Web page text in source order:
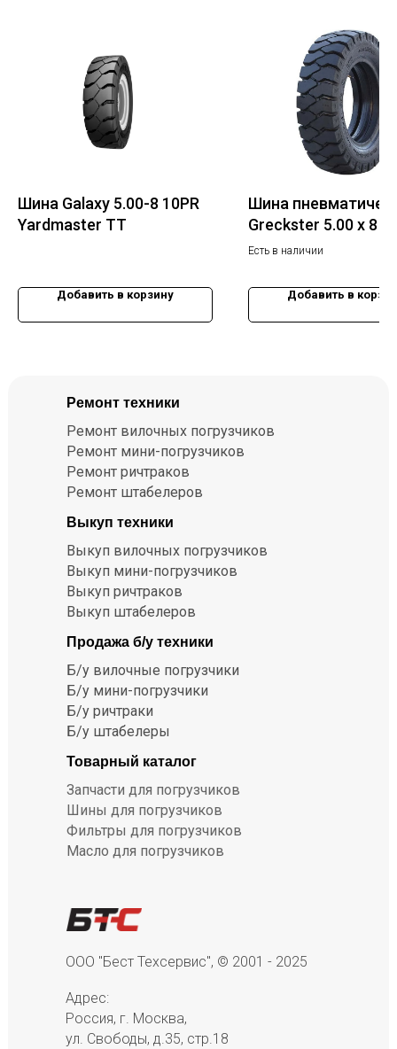
Шина Galaxy 5.00-8 10PR
Yardmaster ТТ
Добавить в корзину
Шина
Greckster 5.00 x 8
Есть в наличии
Добавить в
Ремонт вилочных погрузчиков
Ремонт мини-погрузчиков
Ремонт ричтраков
Ремонт штабелеров
Ремонт техники
Выкуп техники
Выкуп вилочных погрузчиков
Выкуп мини-погрузчиков
Выкуп ричтраков
Выкуп штабелеров
Продажа б/у техники
Б/у вилочные погрузчики
Б/у мини-погрузчики
Б/у ричтраки
Б/у штабелеры
Товарный каталог
Запчасти для погрузчиков
Шины для погрузчиков
Фильтры для погрузчиков
Масло для погрузчиков
ООО "Бест Техсервис", © 2001 - 2025
Адрес:
Россия, г. Москва,
ул. Свободы, д.35, стр.18